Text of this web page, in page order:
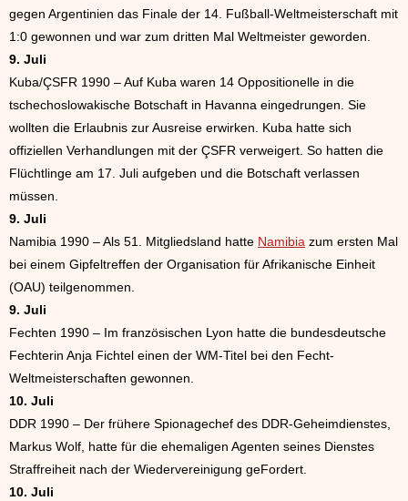
gegen Argentinien das Finale der 14. Fußball-Weltmeisterschaft mit
1:0 gewonnen und war zum dritten Mal Weltmeister geworden.
9. Juli
Kuba/ÇSFR 1990 – Auf Kuba waren 14 Oppositionelle in die
tschechoslowakische Botschaft in Havanna eingedrungen. Sie
wollten die Erlaubnis zur Ausreise erwirken. Kuba hatte sich
offiziellen Verhandlungen mit der ÇSFR verweigert. So hatten die
Flüchtlinge am 17. Juli aufgeben und die Botschaft verlassen
müssen.
9. Juli
Namibia 1990 – Als 51. Mitgliedsland hatte Namibia zum ersten Mal
bei einem Gipfeltreffen der Organisation für Afrikanische Einheit
(OAU) teilgenommen.
9. Juli
Fechten 1990 – Im französischen Lyon hatte die bundesdeutsche
Fechterin Anja Fichtel einen der WM-Titel bei den Fecht-
Weltmeisterschaften gewonnen.
10. Juli
DDR 1990 – Der frühere Spionagechef des DDR-Geheimdienstes,
Markus Wolf, hatte für die ehemaligen Agenten seines Dienstes
Straffreiheit nach der Wiedervereinigung geFordert.
10. Juli